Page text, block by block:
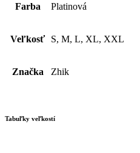
Farba Platinová
Veľkosť S, M, L, XL, XXL
Značka Zhik
Tabuľky veľkostí